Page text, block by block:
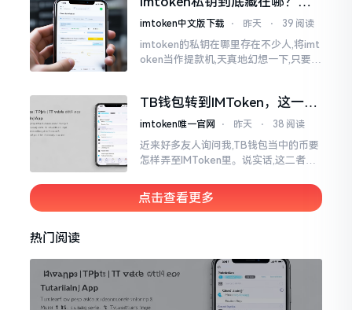
似乎相似
慌，找对地方才安心
imtoken中文版下载 ⋅ 昨天 ⋅ 39 阅读
imtoken的私钥在哪里存在不少人,将imt
oken当作提款机,天真地幻想一下,只要把
TB钱包转到IMToken，这一步
别走错
imtoken唯一官网 ⋅ 昨天 ⋅ 38 阅读
近来好多友人询问我,TB钱包当中的币要
怎样弄至IMToken里。说实话,这二者皆
作方面的确得细致些。好多人转着转着
就迷糊了
点击查看更多
热门阅读